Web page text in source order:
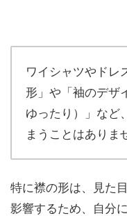
ワイシャツやドレ
形」や「袖のデザ
ゆったり）」など
まうことはありま
特に襟の形は、見た
影響するため、自分